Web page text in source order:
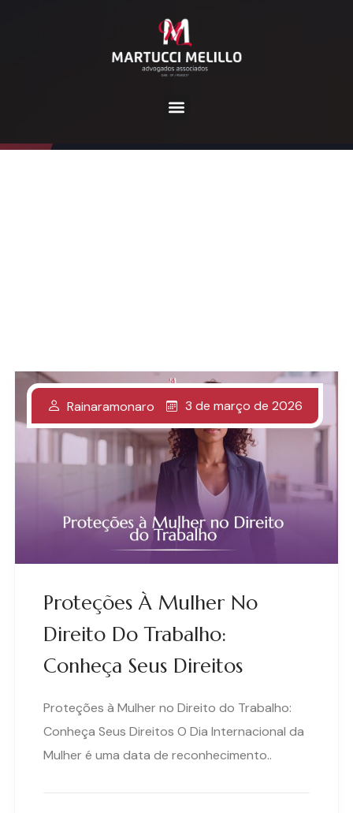
direito do trabalho
Proteções À Mulher No
Direito Do Trabalho:
Conheça Seus Direitos
Rainaramonaro 3 de março de 2026
Proteções à Mulher no Direito do Trabalho:
Conheça Seus Direitos O Dia Internacional da
Mulher é uma data de reconhecimento..